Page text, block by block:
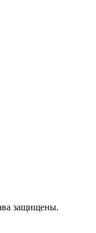
защищены.